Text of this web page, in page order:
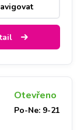
Otevřeno
Po-Ne: 9-21